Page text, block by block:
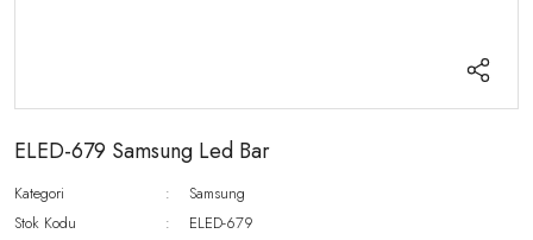
ELED-679 Samsung Led Bar
Kategori
Samsung
Stok Kodu
ELED-679